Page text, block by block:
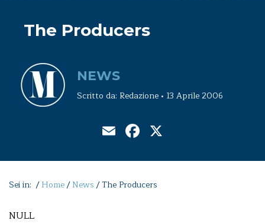
The Producers
NEWS
Scritto da: Redazione • 13 Aprile 2006
EmailFacebook
Sei in: /Home/News /The Producers
NULL